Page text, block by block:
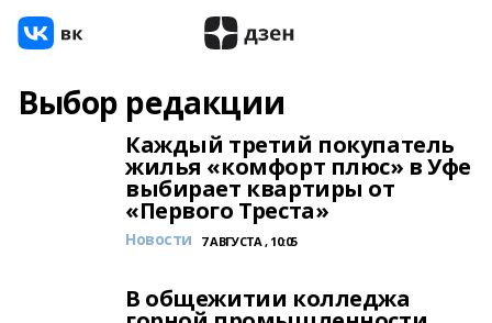
Выбор редакции
Каждый третий покупатель
жилья «комфорт плюс» в Уфе
выбирает квартиры от
«Первого Треста»
Новости 7 АВГУСТА , 10:05
В общежитии колледжа